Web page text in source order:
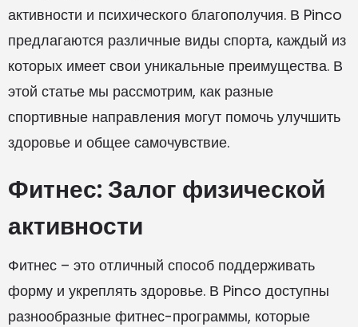
активности и психического благополучия. В Pinco
предлагаются различные виды спорта, каждый из
которых имеет свои уникальные преимущества. В
этой статье мы рассмотрим, как разные
спортивные направления могут помочь улучшить
здоровье и общее самочувствие.
Фитнес: Залог физической
активности
Фитнес – это отличный способ поддерживать
форму и укреплять здоровье. В Pinco доступны
разнообразные фитнес-программы, которые